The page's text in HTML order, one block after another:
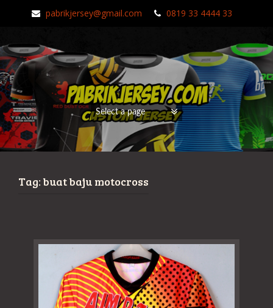
pabrikjersey@gmail.com 0819 33 4444 33
Tag: buat baju motocross